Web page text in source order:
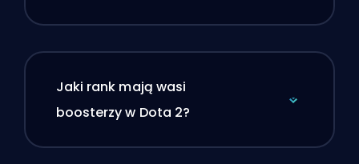
Jaki rank mają wasi
boosterzy w Dota 2?